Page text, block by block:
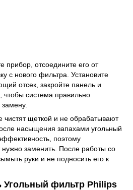
прибор, отсоедините его от
с нового фильтра. Установите
отсек, закройте панель и
чтобы система правильно
щеткой и не обрабатывают
насыщения запахами угольный
поэтому
заменить. После работы со
руки и не подносить его к
Угольный фильтр Philips